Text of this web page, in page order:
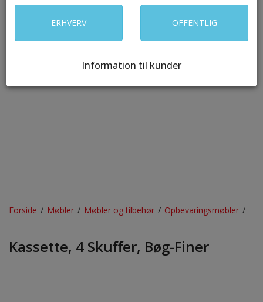
Forside / Møbler / Møbler og tilbehør / Opbevaringsmøbler /
Kassette, 4 Skuffer, Bøg-Finer
ERHVERV OFFENTLIG
Information til kunder